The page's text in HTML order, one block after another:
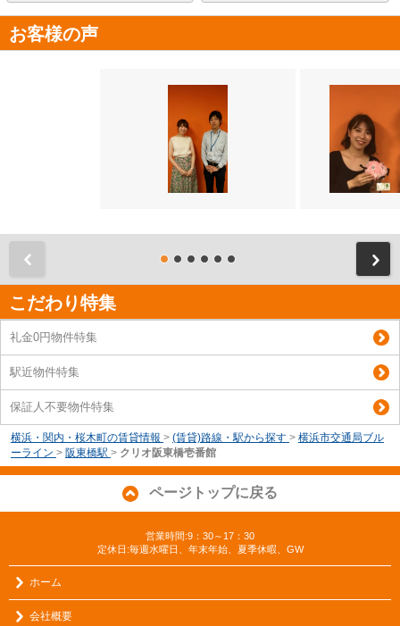
お客様の声
こだわり特集
礼金0円物件特集
駅近物件特集
保証人不要物件特集
横浜・関内・桜木町の賃貸情報 > (賃貸)路線・駅から探す > 横浜市交通局ブル
ーライン > 阪東橋駅 > クリオ阪東橋壱番館
ページトップに戻る
営業時間:9：30～17：30
定休日:毎週水曜日、年末年始、夏季休暇、GW
ホーム
会社概要